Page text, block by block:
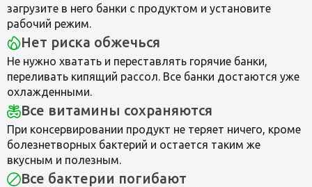
загрузите в него банки с продуктом и установите
рабочий режим.
Нет риска обжечься
Не нужно хватать и переставлять горячие банки,
переливать кипящий рассол. Все банки достаются уже
охлажденными.
Все витамины сохраняются
При консервировании продукт не теряет ничего, кроме
болезнетворных бактерий и остается таким же
вкусным и полезным.
Все бактерии погибают